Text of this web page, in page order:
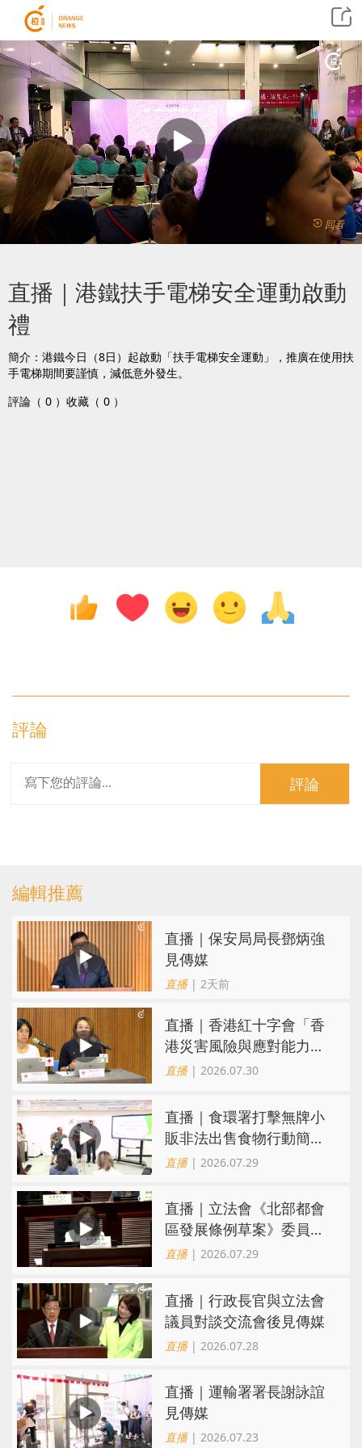
回看
直播｜港鐵扶手電梯安全運動啟動
禮
簡介：港鐵今日（8日）起啟動「扶手電梯安全運動」，推廣在使用扶
手電梯期間要謹慎，減低意外發生。
評論（ 0 ） 收藏（ 0 ）
評論
評論
編輯推薦
直播｜保安局局長鄧炳強
見傳媒
直播| 2天前
直播｜香港紅十字會「香
港災害風險與應對能力地
圖2026」研究發佈會
直播| 2026.07.30
直播｜食環署打擊無牌小
販非法出售食物行動簡報
會
直播| 2026.07.29
直播｜立法會《北部都會
區發展條例草案》委員會
會議
直播| 2026.07.29
直播｜行政長官與立法會
議員對談交流會後見傳媒
直播| 2026.07.28
直播｜運輸署署長謝詠誼
見傳媒
直播| 2026.07.23